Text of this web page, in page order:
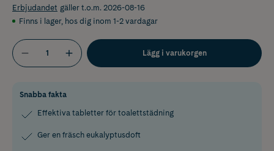
Erbjudandet gäller t.o.m. 2026-08-16
Finns i lager, hos dig inom 1-2 vardagar
Lägg i varukorgen
Snabba fakta
Effektiva tabletter för toalettstädning
Ger en fräsch eukalyptusdoft